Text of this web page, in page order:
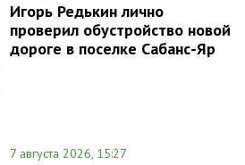
Игорь Редькин лично
проверил обустройство новой
дороге в поселке Сабанс-Яр
7 августа 2026, 15:27